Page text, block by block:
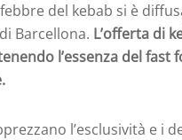
del kebab si è
Barcellona. L’offerta di
l’essenza del
l’esclusività e i